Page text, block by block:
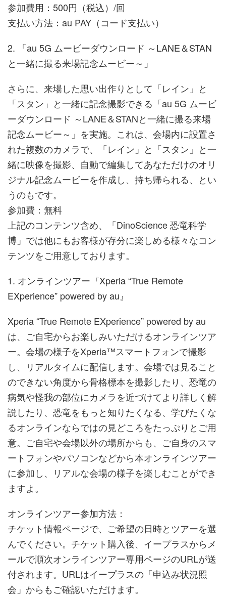
参加費用：500円（税込）/回
支払い方法：au PAY（コード支払い）
2. 「au 5G ムービーダウンロード ～LANE＆STAN
と一緒に撮る来場記念ムービー～」
さらに、来場した思い出作りとして「レイン」と
「スタン」と一緒に記念撮影できる「au 5G ムービ
ーダウンロード ～LANE＆STANと一緒に撮る来場
記念ムービー～」を実施。これは、会場内に設置さ
れた複数のカメラで、「レイン」と「スタン」と一
緒に映像を撮影、自動で編集してあなただけのオリ
ジナル記念ムービーを作成し、持ち帰られる、とい
うのもです。
参加費：無料
上記のコンテンツ含め、「DinoScience 恐竜科学
博」では他にもお客様が存分に楽しめる様々なコン
テンツをご用意しております。
1. オンラインツアー『Xperia “True Remote
EXperience” powered by au』
Xperia “True Remote EXperience” powered by au
は、ご自宅からお楽しみいただけるオンラインツア
ー。会場の様子をXperia™スマートフォンで撮影
し、リアルタイムに配信します。会場では見ること
のできない角度から骨格標本を撮影したり、恐竜の
病気や怪我の部位にカメラを近づけてより詳しく解
説したり、恐竜をもっと知りたくなる、学びたくな
るオンラインならではの見どころをたっぷりとご用
意。ご自宅や会場以外の場所からも、ご自身のスマ
ートフォンやパソコンなどから本オンラインツアー
に参加し、リアルな会場の様子を楽しむことができ
ますよ。
オンラインツアー参加方法：
チケット情報ページで、ご希望の日時とツアーを選
んでください。チケット購入後、イープラスからメ
ールで順次オンラインツアー専用ページのURLが送
付されます。URLはイープラスの「申込み状況照
会」からもご確認いただけます。